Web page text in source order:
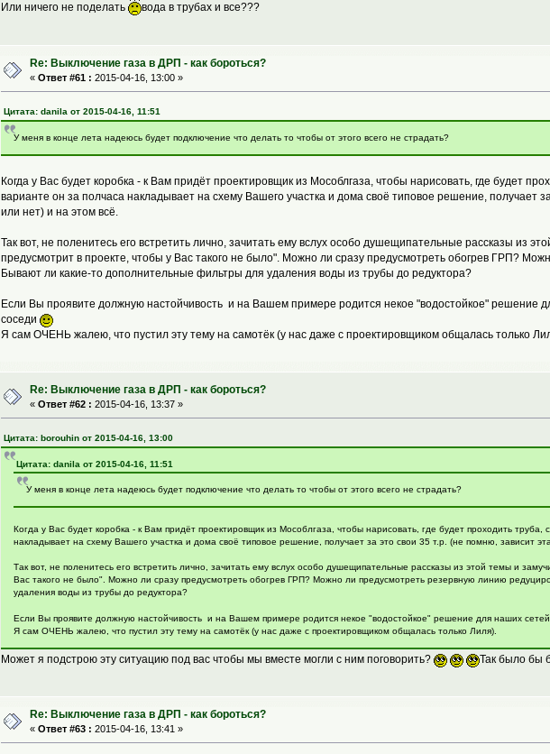
Или ничего не поделать
вода в трубах и все???
Re: Выключение газа в ДРП - как бороться?
«Ответ #61 : 2015-04-16, 13:00 »
Цитата: danila от 2015-04-16, 11:51
У меня в конце лета надеюсь будет подключение что делать то чтобы от этого всего не страдать?
Когда у Вас будет коробка - к Вам придёт проектировщик из Мособлгаза, чтобы нарисовать, где будет
варианте он за полчаса накладывает на схему Вашего участка и дома своё типовое решение, получает
или нет) и на этом всё.
Так вот, не поленитесь его встретить лично, зачитать ему вслух особо душещипательные рассказы из
предусмотрит в проекте, чтобы у Вас такого не было". Можно ли сразу предусмотреть обогрев ГРП?
Бывают ли какие-то дополнительные фильтры для удаления воды из трубы до редуктора?
Если Вы проявите должную настойчивость и на Вашем примере родится некое "водостойкое" решение
соседи
Я сам ОЧЕНЬ жалею, что пустил эту тему на самотёк (у нас даже с проектировщиком общалась только
Re: Выключение газа в ДРП - как бороться?
«Ответ #62 : 2015-04-16, 13:37 »
Цитата: borouhin от 2015-04-16, 13:00
Цитата: danila от 2015-04-16, 11:51
У меня в конце лета надеюсь будет подключение что делать то чтобы от этого всего не страдать?
Когда у Вас будет коробка - к Вам придёт проектировщик из Мособлгаза, чтобы нарисовать, где будет проходить
накладывает на схему Вашего участка и дома своё типовое решение, получает за это свои 35 т.р. (не помню, зависит
Так вот, не поленитесь его встретить лично, зачитать ему вслух особо душещипательные рассказы из этой темы и
Вас такого не было". Можно ли сразу предусмотреть обогрев ГРП? Можно ли предусмотреть резервную линию
удаления воды из трубы до редуктора?
Если Вы проявите должную настойчивость и на Вашем примере родится некое "водостойкое" решение для наших
Я сам ОЧЕНЬ жалею, что пустил эту тему на самотёк (у нас даже с проектировщиком общалась только Лиля).
Может я подстрою эту ситуацию под вас чтобы мы вместе могли с ним поговорить? Так было бы
Re: Выключение газа в ДРП - как бороться?
«Ответ #63 : 2015-04-16, 13:41 »